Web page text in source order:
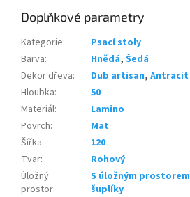
Doplňkové parametry
Kategorie:
Psací stoly
Barva: Hnědá, Šedá
Dekor dřeva: Dub artisan, Antracit
Hloubka:
50
Materiál:
Lamino
Povrch:
Mat
Šířka:
120
Tvar:
Rohový
Úložný
prostor:
S úložným prostorem
šuplíky